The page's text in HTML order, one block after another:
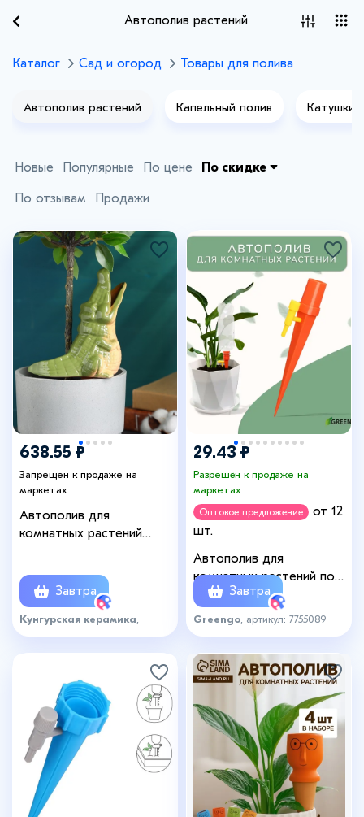
Автополив растений
Каталог Сад и огород Товары для полива
Автополив растений Капельный полив Катушки
Новые Популярные По цене По скидке
По отзывам Продажи
638.55 ₽
Запрещен к продаже на
маркетах
Автополив для
комнатных растений
Завтра
Кунгурская керамика
артикул: 6569888
+3
29.43 ₽
Разрешён к продаже на
маркетах
Оптовое предложение
от 12
шт.
Автополив для
комнатных растений под
бутылку, регулируемый, с
краном, пластик, высота
15 см, МИКС, Greengo
Завтра
Greengo , артикул: 7755089